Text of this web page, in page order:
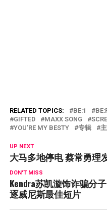
RELATED TOPICS: BE:1
GIFTED
MAXX SONG
YOU’RE MY BESTY
专辑
UP NEXT
大马多地停电 蔡常勇理
DON'T MISS
Kendra苏凯漩饰诈骗分
逐威尼斯最佳短片